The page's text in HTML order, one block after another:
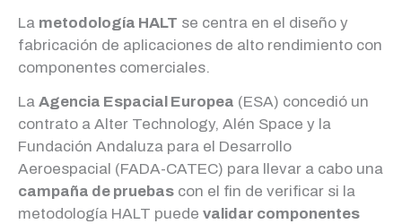
La metodología HALT se centra en el diseño y
fabricación de aplicaciones de alto rendimiento con
componentes comerciales.
La Agencia Espacial Europea (ESA) concedió un
contrato a Alter Technology, Alén Space y la
Fundación Andaluza para el Desarrollo
Aeroespacial (FADA-CATEC) para llevar a cabo una
campaña de pruebas con el fin de verificar si la
metodología HALT puede validar componentes